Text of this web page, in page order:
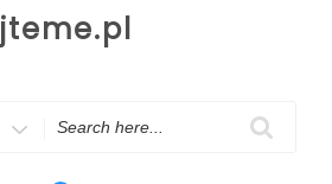
jteme.pl